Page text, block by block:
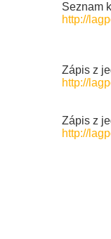
Seznam
http://
Zápis z
http://
Zápis z
http://